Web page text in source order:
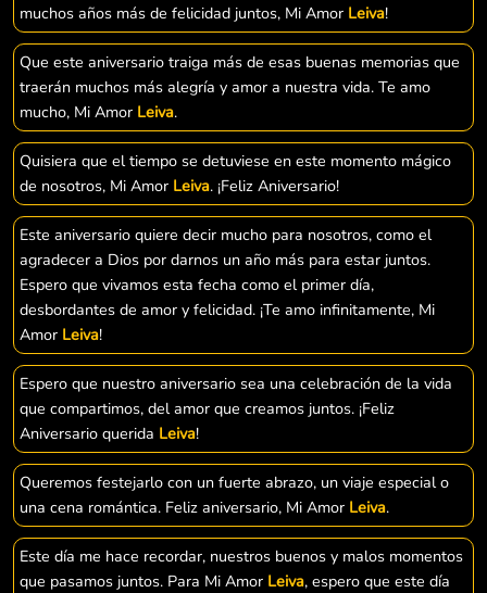
muchos años más de felicidad juntos, Mi Amor Leiva!
Que este aniversario traiga más de esas buenas memorias que
traerán muchos más alegría y amor a nuestra vida. Te amo
mucho, Mi Amor Leiva.
Quisiera que el tiempo se detuviese en este momento mágico
de nosotros, Mi Amor Leiva. ¡Feliz Aniversario!
Este aniversario quiere decir mucho para nosotros, como el
agradecer a Dios por darnos un año más para estar juntos.
Espero que vivamos esta fecha como el primer día,
desbordantes de amor y felicidad. ¡Te amo infinitamente, Mi
Amor Leiva!
Espero que nuestro aniversario sea una celebración de la vida
que compartimos, del amor que creamos juntos. ¡Feliz
Aniversario querida Leiva!
Queremos festejarlo con un fuerte abrazo, un viaje especial o
una cena romántica. Feliz aniversario, Mi Amor Leiva.
Este día me hace recordar, nuestros buenos y malos momentos
que pasamos juntos. Para Mi Amor Leiva, espero que este día